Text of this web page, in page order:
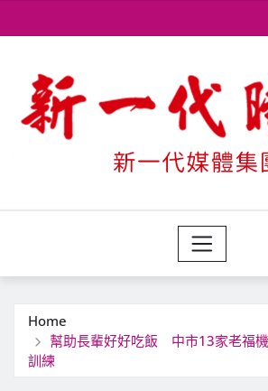
to
Home
幫助長輩好好吃飯 中市13家老福
訓練